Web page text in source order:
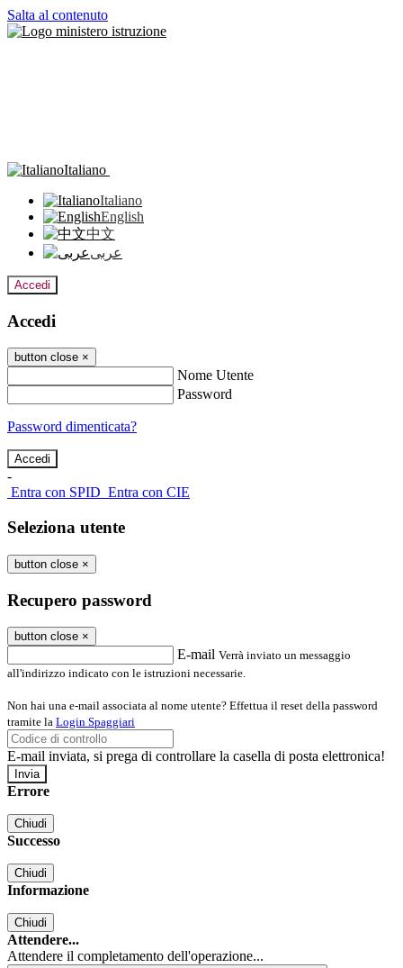
Salta al contenuto
Italiano
Italiano
English
中文
عربى
Accedi
Accedi
button close ×
Nome Utente
Password
Password dimenticata?
-
Entra con SPID Entra con CIE
Seleziona utente
button close ×
Recupero password
button close ×
E-mail Verrà inviato un messaggio
all'indirizzo indicato con le istruzioni necessarie.
Non hai una e-mail associata al nome utente? Effettua il reset della password
tramite la Login Spaggiari
E-mail inviata, si prega di controllare la casella di posta elettronica!
Errore
Chiudi
Successo
Chiudi
Informazione
Chiudi
Attendere...
Attendere il completamento dell'operazione...